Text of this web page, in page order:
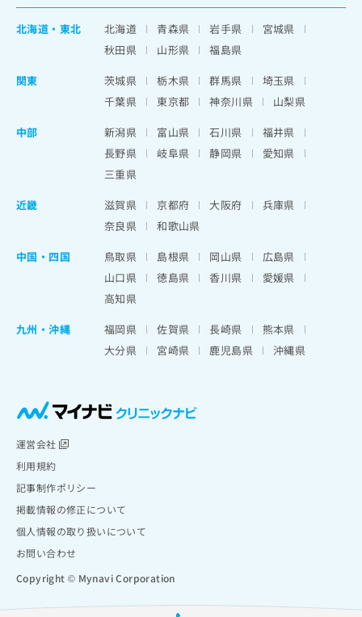
北海道 ・ 東北 北海道 青森県 岩手県
宮城県
秋田県
山形県
福島県
関東
茨城県 栃木県 群馬県
埼玉県
千葉県
東京都 神奈川県
山梨県
中部
新潟県 富山県 石川県
福井県
長野県
岐阜県 静岡県
愛知県
三重県
近畿
滋賀県 京都府 大阪府
兵庫県
奈良県
和歌山県
中国・四国
鳥取県 島根県 岡山県
広島県
山口県
徳島県 香川県
愛媛県
高知県
九州・沖縄
福岡県 佐賀県 長崎県
熊本県
大分県
宮崎県 鹿児島県 沖縄県
運営会社
利用規約
記事制作ポリシー
掲載情報の修正について
個人情報の取り扱いについて
お問い合わせ
Copyright © Mynavi Corporation